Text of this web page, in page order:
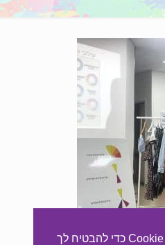
אתר זה משתמש בקובצי Cookie כדי להבטיח לך